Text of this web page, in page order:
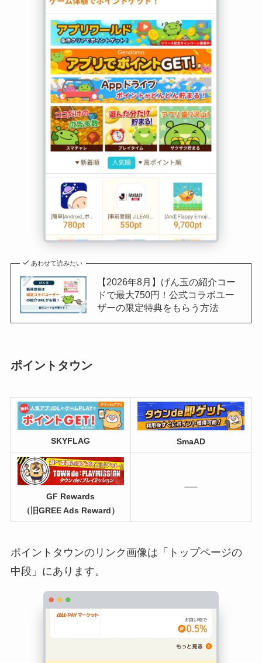
あわせて読みたい
【2026年8月】げん玉の紹介コー
ドで最大750円！公式コラボユー
ザーの限定特典をもらう方法
ポイントタウン
SKYFLAG SmaAD
GF Rewards
（旧GREE Ads Reward）
ポイントタウンのリンク画像は「トップページの
中段」にあります。